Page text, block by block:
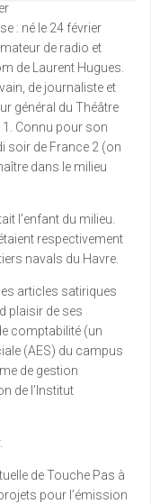
: né le 24 février
de radio et
de Laurent Hugues.
de journaliste et
général du Théâtre
Connu pour son
soir de France 2 (on
dans le milieu
l’enfant du milieu.
respectivement
navals du Havre.
articles satiriques
plaisir de ses
comptabilité (un
(AES) du campus
de gestion
de l’Institut
de Touche Pas à
pour l’émission